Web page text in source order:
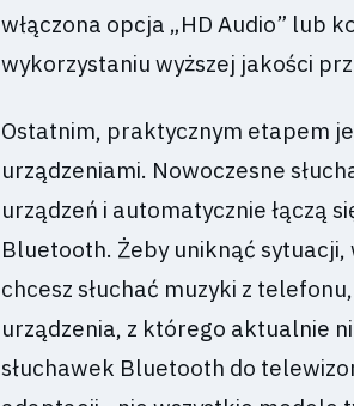
włączona opcja „HD Audio” lub
wykorzystaniu wyższej jakości
Ostatnim, praktycznym etapem
urządzeniami. Nowoczesne
urządzeń i automatycznie łączą
Bluetooth. Żeby uniknąć sytuacji,
chcesz słuchać muzyki z
urządzenia, z którego aktualnie
słuchawek Bluetooth do